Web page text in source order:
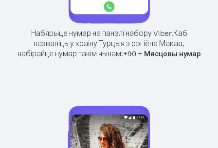
Набярыце нумар на панэлі набору Viber.Каб
пазваніць у краіну Турцыя з рэгіёна Макаа,
набірайце нумар такім чынам:+90+ Мясцовы нумар